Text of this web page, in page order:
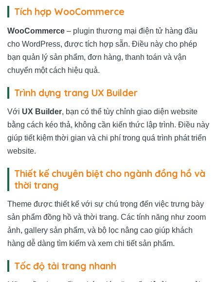
Tích hợp WooCommerce
WooCommerce – plugin thương mại điện tử hàng đầu
cho WordPress, được tích hợp sẵn. Điều này cho phép
bạn quản lý sản phẩm, đơn hàng, thanh toán và vận
chuyển một cách hiệu quả.
Trình dựng trang UX Builder
Với UX Builder, bạn có thể tùy chỉnh giao diện website
bằng cách kéo thả, không cần kiến thức lập trình. Điều này
giúp tiết kiệm thời gian và chi phí trong quá trình phát triển
website.
Thiết kế chuyên biệt cho ngành đồng hồ và
thời trang
Theme được thiết kế với sự chú trọng đến việc trưng bày
sản phẩm đồng hồ và thời trang. Các tính năng như zoom
ảnh, gallery sản phẩm, và bộ lọc nâng cao giúp khách
hàng dễ dàng tìm kiếm và xem chi tiết sản phẩm.
Tốc độ tải trang nhanh